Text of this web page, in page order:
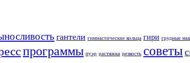
гантели гимнастические кольца гири грудные
программы пуэр растяжка резкость советы